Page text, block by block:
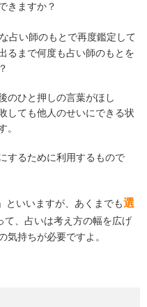
きますか？
占い師のもとで再度鑑定して
るまで何度も占い師のもとを
のひと押しの言葉がほし
しても他人のせいにできる状
。
するために利用するもので
といいますが、あくまでも選
て、占いは考え方の幅を広げ
気持ちが必要ですよ。